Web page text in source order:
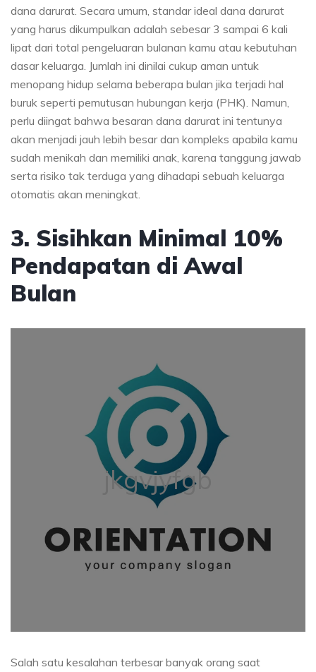
dana darurat. Secara umum, standar ideal dana darurat
yang harus dikumpulkan adalah sebesar 3 sampai 6 kali
lipat dari total pengeluaran bulanan kamu atau kebutuhan
dasar keluarga. Jumlah ini dinilai cukup aman untuk
menopang hidup selama beberapa bulan jika terjadi hal
buruk seperti pemutusan hubungan kerja (PHK). Namun,
perlu diingat bahwa besaran dana darurat ini tentunya
akan menjadi jauh lebih besar dan kompleks apabila kamu
sudah menikah dan memiliki anak, karena tanggung jawab
serta risiko tak terduga yang dihadapi sebuah keluarga
otomatis akan meningkat.
3. Sisihkan Minimal 10%
Pendapatan di Awal
Bulan
jkgvjyfgb
Salah satu kesalahan terbesar banyak orang saat